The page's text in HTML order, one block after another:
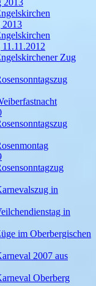
2013
2013
Zug
in
in
im Oberbergischen
2007 aus
Oberberg